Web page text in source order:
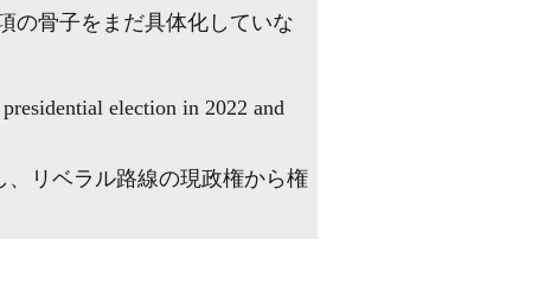
の骨子をまだ具体化していな
election in 2022 and
リベラル路線の現政権から権